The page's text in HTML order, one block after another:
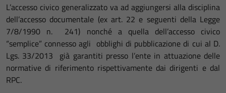
L’accesso civico generalizzato va ad aggiungersi alla disciplina
dell’accesso documentale (ex art. 22 e seguenti della Legge
7/8/1990 n. 241) nonché a quella dell’accesso civico
“semplice” connesso agli obblighi di pubblicazione di cui al D.
Lgs. 33/2013 già garantiti presso l’ente in attuazione delle
normative di riferimento rispettivamente dai dirigenti e dal
RPC.